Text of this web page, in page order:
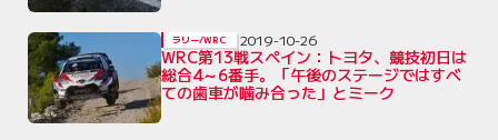
WRC第13戦スペイン：トヨタ、競技初日は
総合4～6番手。「午後のステージではすべ
ての歯車が噛み合った」とミーク
ラリー/WRC 2019-10-26